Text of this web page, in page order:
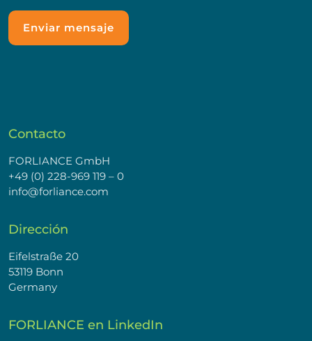
Contacto
FORLIANCE GmbH
+49 (0) 228-969 119 – 0
info@forliance.com
Dirección
Eifelstraße 20
53119 Bonn
Germany
FORLIANCE en LinkedIn